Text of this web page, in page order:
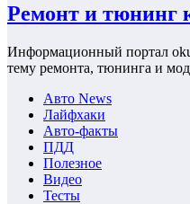
Ремонт и тюнинг
Информационный портал
тему ремонта, тюнинга и
Авто News
Лайфхаки
Авто-факты
ПДД
Полезное
Видео
Тесты